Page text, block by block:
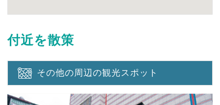
付近を散策
その他の周辺の観光スポット